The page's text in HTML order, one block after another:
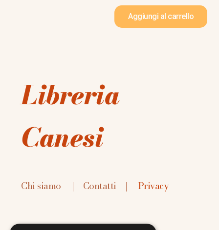
Aggiungi al carrello
Libreria
Canesi
Chi siamo | Contatti | Privacy